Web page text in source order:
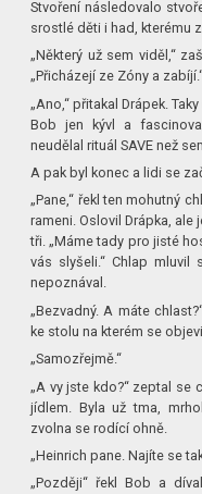
Stvoření následovalo
srostlé děti i had, kterému
„Některý už sem viděl,“
„Přicházejí ze Zóny a
„Ano,“ přitakal Drápek.
Bob jen kývl a
neudělal rituál SAVE než
A pak byl konec a lidi se
„Pane,“ řekl ten mohutný
rameni. Oslovil Drápka,
tři. „Máme tady pro jisté
vás slyšeli.“ Chlap mluvil
nepoznával.
„Bezvadný. A máte
ke stolu na kterém se
„Samozřejmě.“
„A vy jste kdo?“ zeptal se
jídlem. Byla už tma,
zvolna se rodící ohně.
„Heinrich pane. Najíte se
„Později“ řekl Bob a